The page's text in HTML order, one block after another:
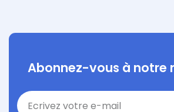
Abonnez-vous à notre